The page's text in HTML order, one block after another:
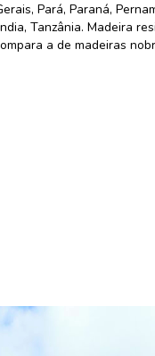
Pará, Paraná,
Tanzânia. Madeira
a de madeiras